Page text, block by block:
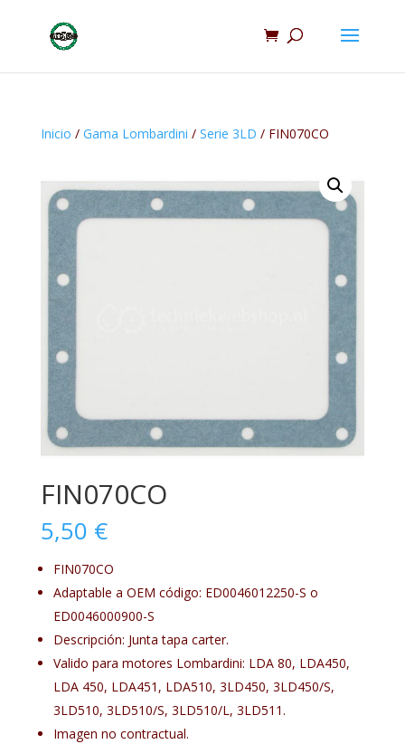
Inicio / Gama Lombardini / Serie 3LD / FIN070CO
FIN070CO
5,50 €
FIN070CO
Adaptable a OEM código: ED0046012250-S o
ED0046000900-S
Descripción: Junta tapa carter.
Valido para motores Lombardini: LDA 80, LDA450,
LDA 450, LDA451, LDA510, 3LD450, 3LD450/S,
3LD510, 3LD510/S, 3LD510/L, 3LD511.
Imagen no contractual.